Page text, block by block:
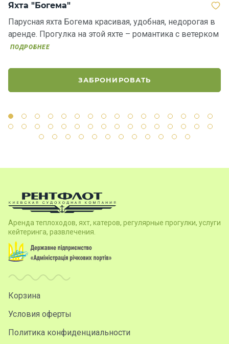
Яхта "Богема"
Парусная яхта Богема красивая, удобная, недорогая в
аренде. Прогулка на этой яхте – романтика с ветерком
ПОДРОБНЕЕ
ЗАБРОНИРОВАТЬ
Аренда теплоходов, яхт, катеров, регулярные прогулки, услуги
кейтеринга, развлечения.
Корзина
Условия оферты
Политика конфиденциальности